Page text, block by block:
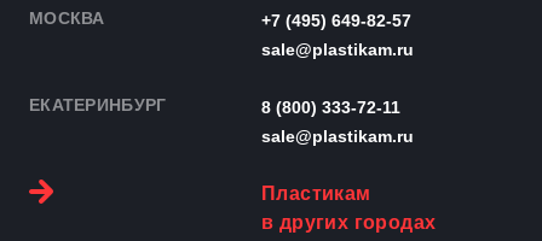
МОСКВА
+7 (495) 649-82-57
sale@plastikam.ru
ЕКАТЕРИНБУРГ
8 (800) 333-72-11
sale@plastikam.ru
Пластикам
в других городах